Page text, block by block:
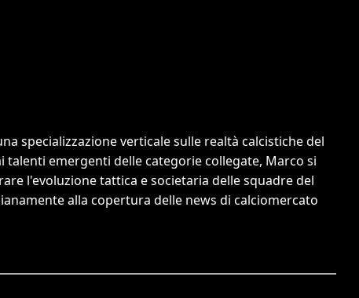
specializzazione verticale sulle realtà calcistiche del
talenti emergenti delle categorie collegate, Marco si
l'evoluzione tattica e societaria delle squadre del
alla copertura delle news di calciomercato